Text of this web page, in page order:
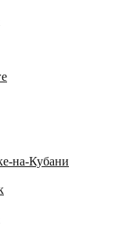
на-Кубани